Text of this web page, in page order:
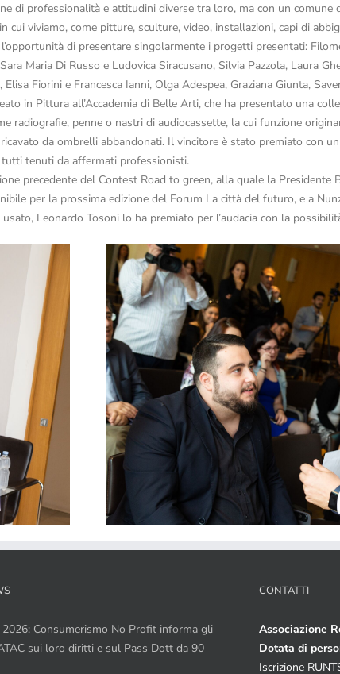
di professionalità e attitudini diverse tra loro, ma con un comune
cui viviamo, come pitture, sculture, video, installazioni, capi di
di presentare singolarmente i progetti presentati:
Maria Di Russo e Ludovica Siracusano, Silvia Pazzola, Laura
Fiorini e Francesca Ianni, Olga Adespea, Graziana Giunta,
in Pittura all’Accademia di Belle Arti, che ha presentato una
radiografie, penne o nastri di audiocassette, la cui funzione
da ombrelli abbandonati. Il vincitore è stato premiato con
tutti tenuti da affermati professionisti.
precedente del Contest Road to green, alla quale la
per la prossima edizione del Forum La città del futuro, e a
Leonardo Tosoni lo ha premiato per l’audacia con la
2026: Consumerismo No Profit informa gli
sui loro diritti e sul Pass Dott da 90
CONTATTI
Associazione
Dotata di
Iscrizione